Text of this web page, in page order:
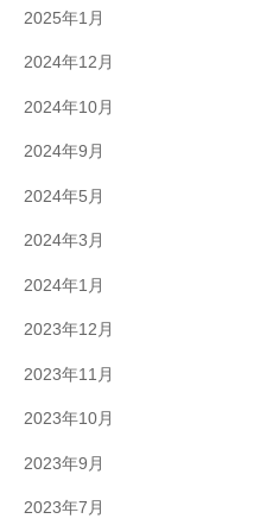
2025年1月
2024年12月
2024年10月
2024年9月
2024年5月
2024年3月
2024年1月
2023年12月
2023年11月
2023年10月
2023年9月
2023年7月